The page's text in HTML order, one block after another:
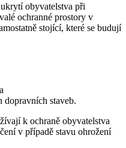
obyvatelstva při
ochranné prostory v
stojící, které se budují
dopravních staveb.
k ochraně obyvatelstva
v případě stavu ohrožení